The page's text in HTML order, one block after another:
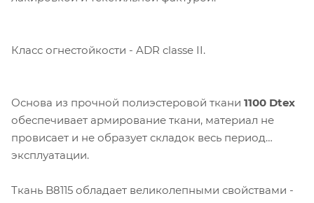
Класс огнестойкости - ADR classe II.
Основа из прочной полиэстеровой ткани 1100 Dtex
обеспечивает армирование ткани, материал не
провисает и не образует складок весь период
эксплуатации.
Ткань B8115 обладает великолепными свойствами -
Компания «Торговый Дом Технический